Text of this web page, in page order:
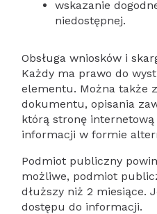
wskazanie
niedostępnej.
Obsługa wniosków i
Każdy ma prawo do
elementu. Można także
dokumentu, opisania
którą stronę
informacji w formie
Podmiot publiczny
możliwe, podmiot
dłuższy niż 2 miesiące.
dostępu do informacji.